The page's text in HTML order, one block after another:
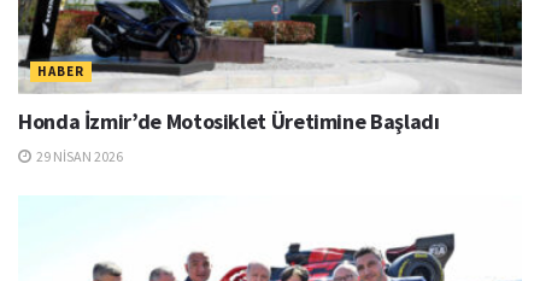
HABER
Honda İzmir’de Motosiklet Üretimine Başladı
29 NISAN 2026